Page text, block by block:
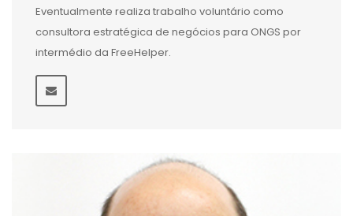
Eventualmente realiza trabalho voluntário como
consultora estratégica de negócios para ONGS por
intermédio da FreeHelper.